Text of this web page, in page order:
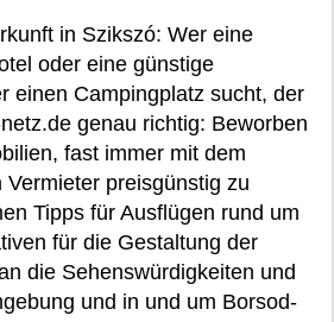
in Szikszó: Wer eine
oder eine günstige
einen Campingplatz sucht, der
genau richtig: Beworben
fast immer mit dem
preisgünstig zu
Tipps für Ausflügen rund um
für die Gestaltung der
die Sehenswürdigkeiten und
und in und um Borsod-